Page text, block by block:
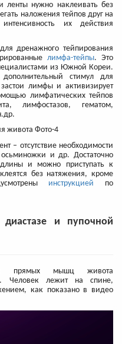
нужно наклеивать без
наложения тейпов друг на
их действия
дренажного тейпирования
лимфа-тейпы. Это
из Южной Кореи.
стимул для
лимфы и активизирует
лимфатических тейпов
лимфостазов, гематом,
– отсутствие необходимости
и др. Достаточно
длины и можно приступать к
без натяжения, кроме
инструкцией по
диастазе и пупочной
прямых мышц живота
Человек лежит на спине,
как показано в видео